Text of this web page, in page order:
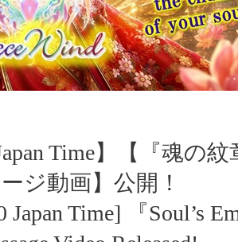
Time】【『魂の
ジ動画】公開！
Japan Time] 『Soul’s